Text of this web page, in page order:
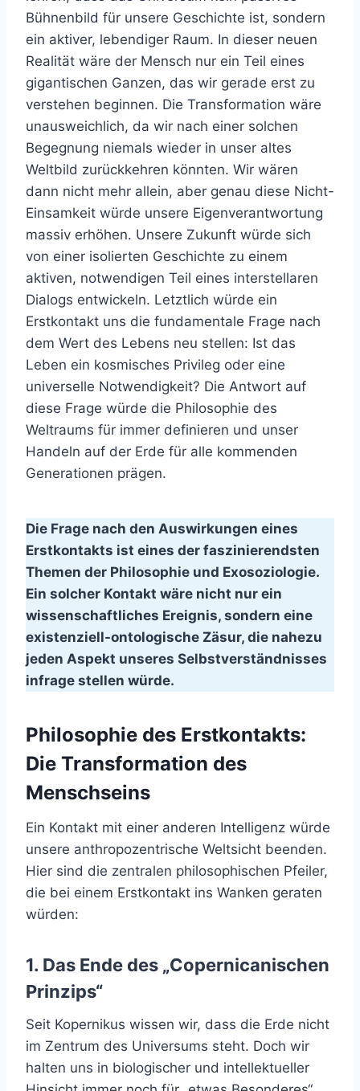
Bühnenbild für unsere Geschichte ist, sondern
ein aktiver, lebendiger Raum. In dieser neuen
Realität wäre der Mensch nur ein Teil eines
gigantischen Ganzen, das wir gerade erst zu
verstehen beginnen. Die Transformation wäre
unausweichlich, da wir nach einer solchen
Begegnung niemals wieder in unser altes
Weltbild zurückkehren könnten. Wir wären
dann nicht mehr allein, aber genau diese Nicht-
Einsamkeit würde unsere Eigenverantwortung
massiv erhöhen. Unsere Zukunft würde sich
von einer isolierten Geschichte zu einem
aktiven, notwendigen Teil eines interstellaren
Dialogs entwickeln. Letztlich würde ein
Erstkontakt uns die fundamentale Frage nach
dem Wert des Lebens neu stellen: Ist das
Leben ein kosmisches Privileg oder eine
universelle Notwendigkeit? Die Antwort auf
diese Frage würde die Philosophie des
Weltraums für immer definieren und unser
Handeln auf der Erde für alle kommenden
Generationen prägen.
Die Frage nach den Auswirkungen eines
Erstkontakts ist eines der faszinierendsten
Themen der Philosophie und Exosoziologie.
Ein solcher Kontakt wäre nicht nur ein
wissenschaftliches Ereignis, sondern eine
existenziell-ontologische Zäsur, die nahezu
jeden Aspekt unseres Selbstverständnisses
infrage stellen würde.
Philosophie des Erstkontakts:
Die Transformation des
Menschseins
Ein Kontakt mit einer anderen Intelligenz würde
unsere anthropozentrische Weltsicht beenden.
Hier sind die zentralen philosophischen Pfeiler,
die bei einem Erstkontakt ins Wanken geraten
würden:
1. Das Ende des „Copernicanischen
Prinzips“
Seit Kopernikus wissen wir, dass die Erde nicht
im Zentrum des Universums steht. Doch wir
halten uns in biologischer und intellektueller